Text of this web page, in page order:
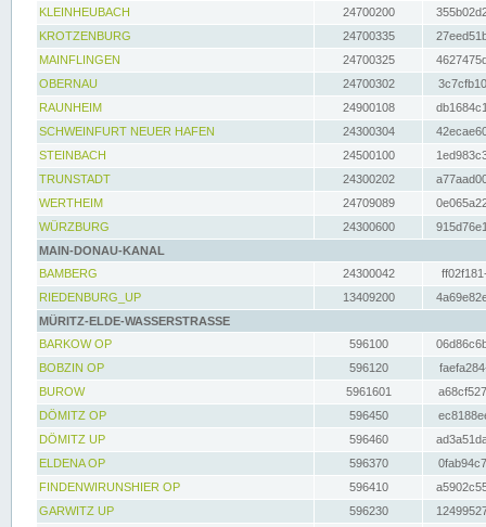
KLEINHEUBACH 24700200
KROTZENBURG
24700335
MAINFLINGEN
24700325
OBERNAU
24700302
RAUNHEIM
24900108
SCHWEINFURT NEUER HAFEN
24300304
STEINBACH
24500100
TRUNSTADT
24300202
WERTHEIM
24709089
WÜRZBURG
24300600
MAIN-DONAU-KANAL
BAMBERG
24300042
RIEDENBURG_UP
13409200
MÜRITZ-ELDE-WASSERSTRASSE
BARKOW OP
596100
BOBZIN OP
596120
BUROW
5961601
DÖMITZ OP
596450
DÖMITZ UP
596460
ELDENA OP
596370
FINDENWIRUNSHIER OP
596410
GARWITZ UP
596230